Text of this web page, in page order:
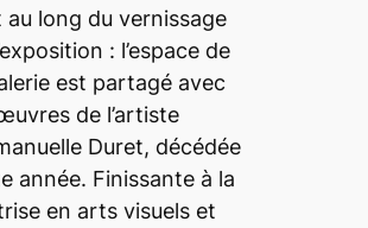
long du vernissage
: l’espace de
est partagé avec
de l’artiste
Duret, décédée
année. Finissante à la
en arts visuels et